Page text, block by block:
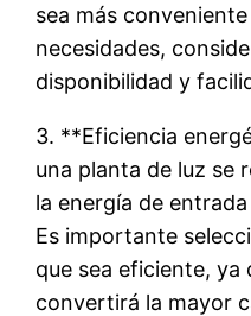
sea más
necesidades,
disponibilidad y
3. **Eficiencia
una planta de luz se
la energía de
Es importante
que sea eficiente, ya
convertirá la mayor